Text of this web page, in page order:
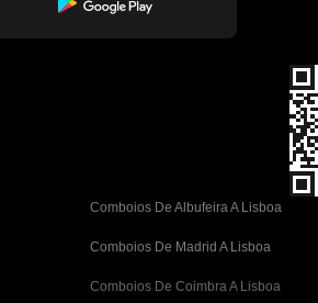
Comboios De Albufeira A Lisboa
Comboios De Madrid A Lisboa
Comboios De Coimbra A Lisboa